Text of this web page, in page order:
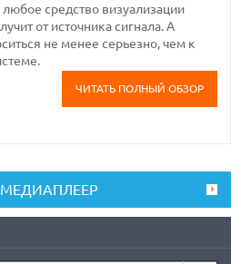
любое средство визуализации
от источника сигнала. А
не менее серьезно, чем к
ЧИТАТЬ ПОЛНЫЙ ОБЗОР